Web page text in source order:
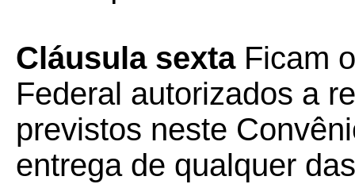
Cláusula sextaFicam
Federal autorizados a
previstos neste
entrega de qualquer